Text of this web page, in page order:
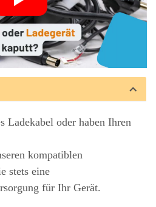
Ladekabel oder haben Ihren
kompatiblen
stets eine
für Ihr Gerät.